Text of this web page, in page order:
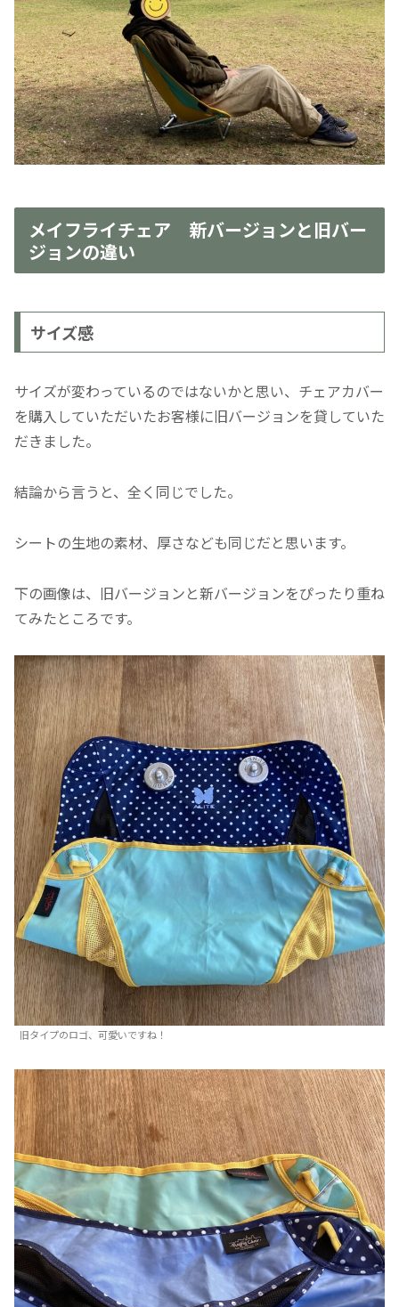
メイフライチェア 新バージョンと旧バー
ジョンの違い
サイズ感
サイズが変わっているのではないかと思い、チェアカバー
を購入していただいたお客様に旧バージョンを貸していた
だきました。
結論から言うと、全く同じでした。
シートの生地の素材、厚さなども同じだと思います。
下の画像は、旧バージョンと新バージョンをぴったり重ね
てみたところです。
旧タイプのロゴ、可愛いですね！